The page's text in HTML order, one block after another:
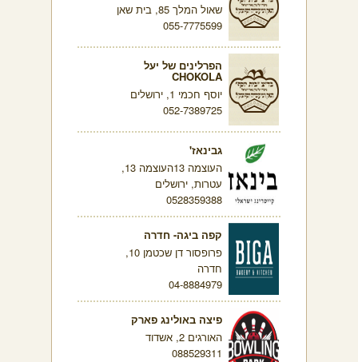
שאול המלך 85, בית שאן
055-7775599
הפרלינים של יעל
CHOKOLA
יוסף חכמי 1, ירושלים
052-7389725
גבינאז'
העוצמה 13העוצמה 13,
עטרות, ירושלים
0528359388
קפה ביגה- חדרה
פרופסור דן שכטמן 10,
חדרה
04-8884979
פיצה באולינג פארק
האורגים 2, אשדוד
088529311